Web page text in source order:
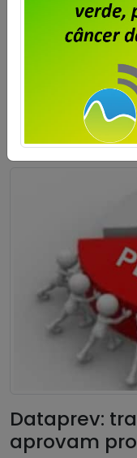
conforme
previsto é de 50%
Contribuição Para
Saiba mais
Dataprev:
aprovam